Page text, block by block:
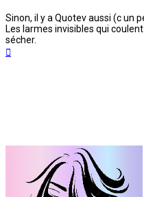
Sinon, il y a Quotev aussi (c un
Les larmes invisibles qui
sécher.